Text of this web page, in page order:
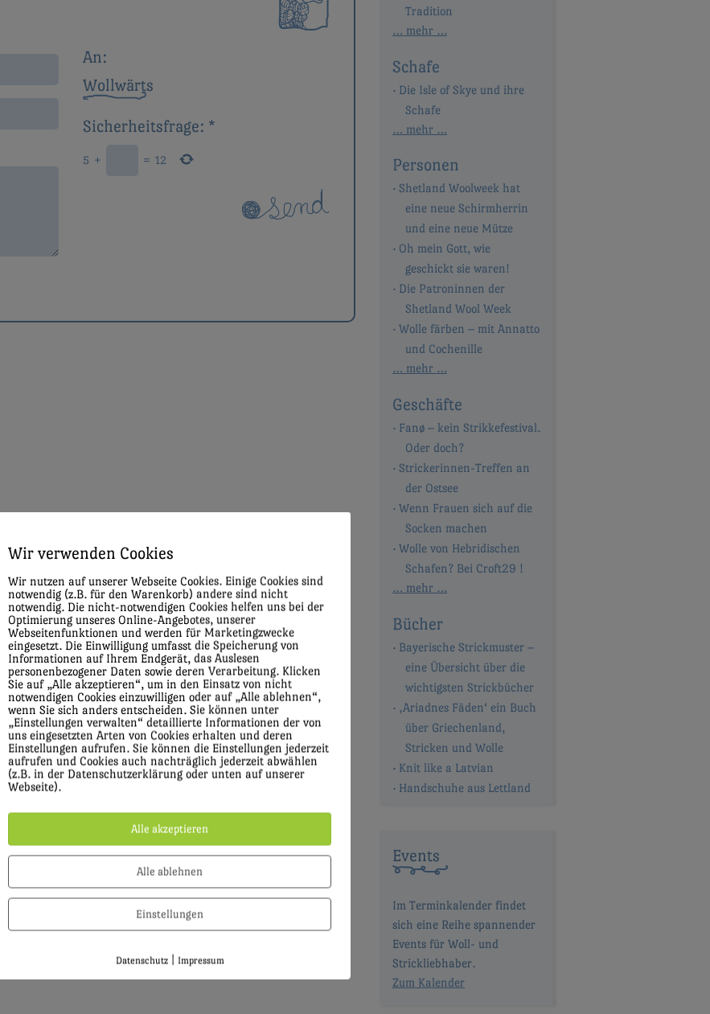
An:
Wollwärts
Sicherheitsfrage: *
5 + = 12
Tradition
… mehr …
Schafe
Die Isle of Skye und ihre
Schafe
… mehr …
Personen
Shetland Woolweek hat
eine neue Schirmherrin
und eine neue Mütze
Oh mein Gott, wie
geschickt sie waren!
Die Patroninnen der
Shetland Wool Week
Wolle färben – mit Annatto
und Cochenille
… mehr …
Geschäfte
Fanø – kein Strikkefestival.
Oder doch?
Strickerinnen-Treffen an
der Ostsee
Wenn Frauen sich auf die
Socken machen
Wolle von Hebridischen
Schafen? Bei Croft29 !
… mehr …
Bücher
Bayerische Strickmuster –
eine Übersicht über die
wichtigsten Strickbücher
‚Ariadnes Fäden‘ ein Buch
über Griechenland,
Stricken und Wolle
Knit like a Latvian
Handschuhe aus Lettland
Events
Im Terminkalender findet
sich eine Reihe spannender
Events für Woll- und
Strickliebhaber.
Zum Kalender
Wir verwenden Cookies
Wir nutzen auf unserer Webseite Cookies. Einige Cookies sind
notwendig (z.B. für den Warenkorb) andere sind nicht
notwendig. Die nicht-notwendigen Cookies helfen uns bei der
Optimierung unseres Online-Angebotes, unserer
Webseitenfunktionen und werden für Marketingzwecke
eingesetzt. Die Einwilligung umfasst die Speicherung von
Informationen auf Ihrem Endgerät, das Auslesen
personenbezogener Daten sowie deren Verarbeitung. Klicken
Sie auf „Alle akzeptieren“, um in den Einsatz von nicht
notwendigen Cookies einzuwilligen oder auf „Alle ablehnen“,
wenn Sie sich anders entscheiden. Sie können unter
„Einstellungen verwalten“ detaillierte Informationen der von
uns eingesetzten Arten von Cookies erhalten und deren
Einstellungen aufrufen. Sie können die Einstellungen jederzeit
aufrufen und Cookies auch nachträglich jederzeit abwählen
(z.B. in der Datenschutzerklärung oder unten auf unserer
Webseite).
Alle akzeptieren
Alle ablehnen
Einstellungen
Datenschutz| Impressum